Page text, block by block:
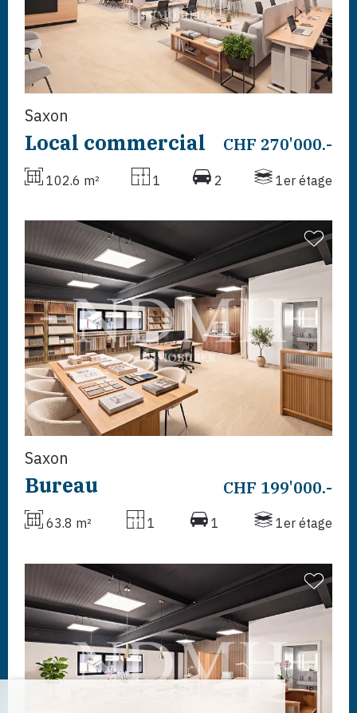
Saxon
Local commercial CHF 270'000.-
102.6 m² 1 2 1er étage
Saxon
Bureau CHF 199'000.-
63.8 m² 1 1 1er étage